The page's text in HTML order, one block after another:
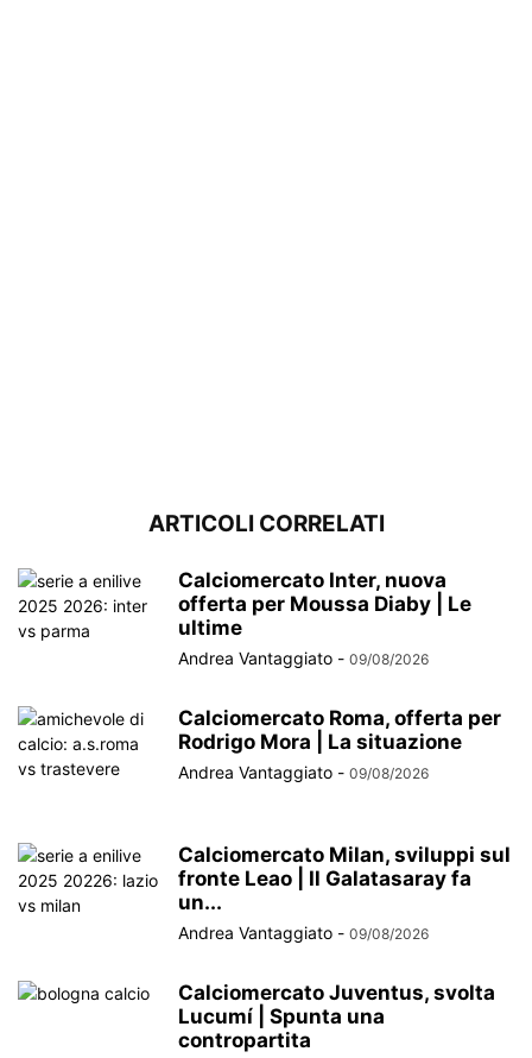
ARTICOLI CORRELATI
Calciomercato Inter, nuova
offerta per Moussa Diaby | Le
ultime
Andrea Vantaggiato - 09/08/2026
Calciomercato Roma, offerta per
Rodrigo Mora | La situazione
Andrea Vantaggiato - 09/08/2026
Calciomercato Milan, sviluppi sul
fronte Leao | Il Galatasaray fa
un...
Andrea Vantaggiato - 09/08/2026
Calciomercato Juventus, svolta
Lucumí | Spunta una
contropartita